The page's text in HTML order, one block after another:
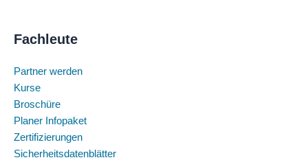
Fachleute
Partner werden
Kurse
Broschüre
Planer Infopaket
Zertifizierungen
Sicherheitsdatenblätter